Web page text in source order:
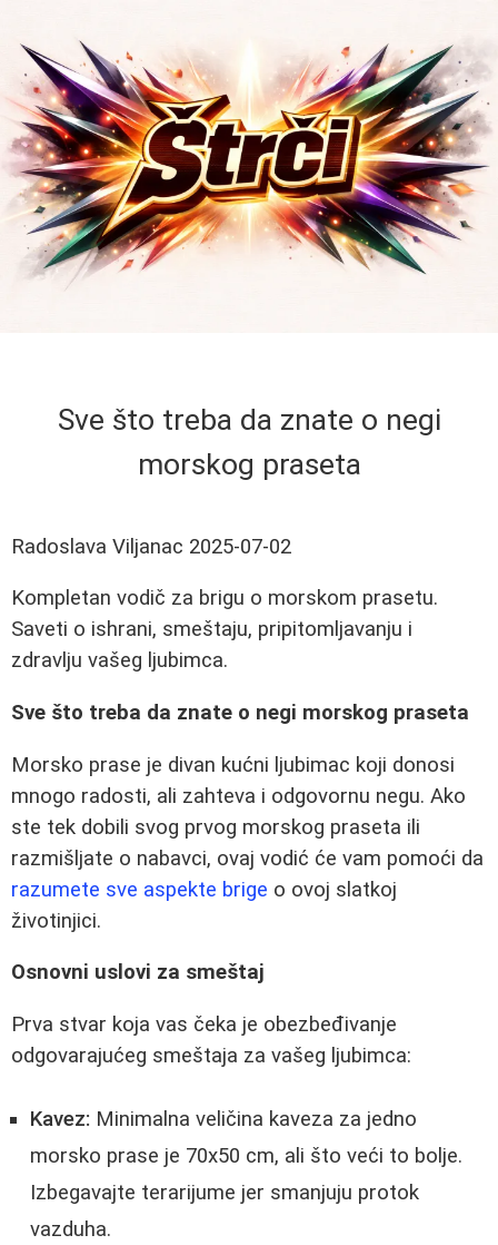
Sve što treba da znate o negi
morskog praseta
Radoslava Viljanac 2025-07-02
Kompletan vodič za brigu o morskom prasetu.
Saveti o ishrani, smeštaju, pripitomljavanju i
zdravlju vašeg ljubimca.
Sve što treba da znate o negi morskog praseta
Morsko prase je divan kućni ljubimac koji donosi
mnogo radosti, ali zahteva i odgovornu negu. Ako
ste tek dobili svog prvog morskog praseta ili
razmišljate o nabavci, ovaj vodić će vam pomoći da
razumete sve aspekte brige o ovoj slatkoj
životinjici.
Osnovni uslovi za smeštaj
Prva stvar koja vas čeka je obezbeđivanje
odgovarajućeg smeštaja za vašeg ljubimca:
Kavez: Minimalna veličina kaveza za jedno
morsko prase je 70x50 cm, ali što veći to bolje.
Izbegavajte terarijume jer smanjuju protok
vazduha.